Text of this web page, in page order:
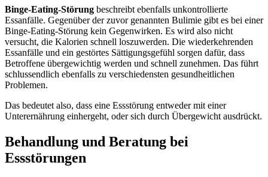
Binge-Eating-Störung beschreibt ebenfalls unkontrollierte
Essanfälle. Gegenüber der zuvor genannten Bulimie gibt es bei einer
Binge-Eating-Störung kein Gegenwirken. Es wird also nicht
versucht, die Kalorien schnell loszuwerden. Die wiederkehrenden
Essanfälle und ein gestörtes Sättigungsgefühl sorgen dafür, dass
Betroffene übergewichtig werden und schnell zunehmen. Das führt
schlussendlich ebenfalls zu verschiedensten gesundheitlichen
Problemen.
Das bedeutet also, dass eine Essstörung entweder mit einer
Unterernährung einhergeht, oder sich durch Übergewicht ausdrückt.
Behandlung und Beratung bei
Essstörungen